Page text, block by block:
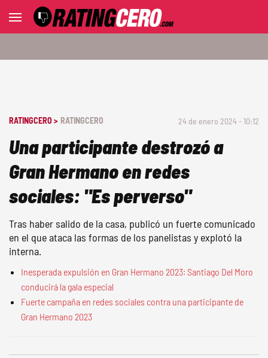
RATINGCERO > RATINGCERO 24 de enero 2024 - 10:12
Una participante destrozó a
Gran Hermano en redes
sociales: "Es perverso"
Tras haber salido de la casa, publicó un fuerte comunicado
en el que ataca las formas de los panelistas y explotó la
interna.
Inesperada expulsión en Gran Hermano 2023: Santiago Del Moro
conducirá la gala especial
Fuerte campaña en redes sociales contra una participante de
Gran Hermano 2023